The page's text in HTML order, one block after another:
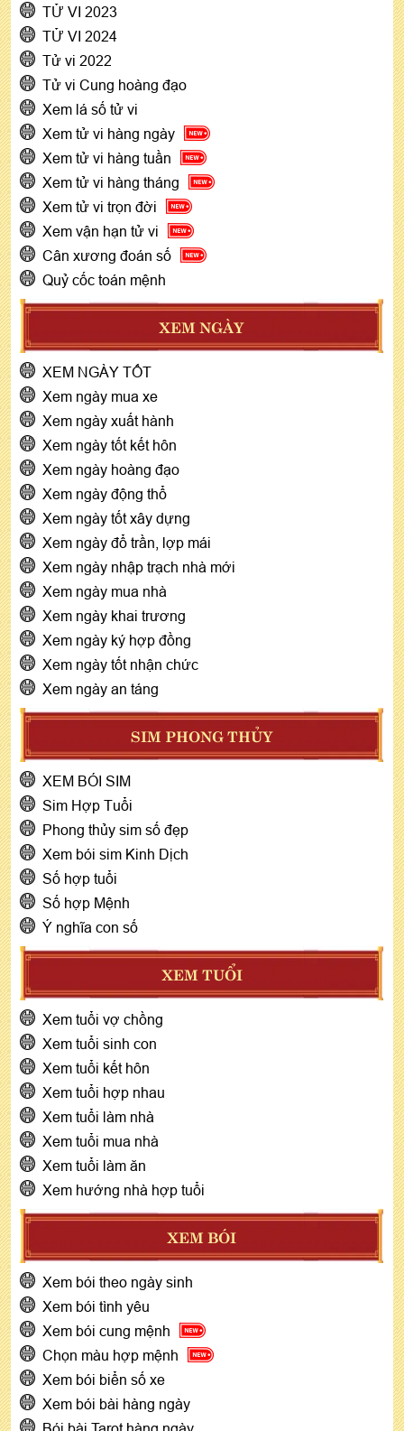
TỬ VI 2023
TỬ VI 2024
Tử vi 2022
Tử vi Cung hoàng đạo
Xem lá số tử vi
Xem tử vi hàng ngày
Xem tử vi hàng tuần
Xem tử vi hàng tháng
Xem tử vi trọn đời
Xem vận hạn tử vi
Cân xương đoán số
Quỷ cốc toán mệnh
XEM NGÀY
XEM NGÀY TỐT
Xem ngày mua xe
Xem ngày xuất hành
Xem ngày tốt kết hôn
Xem ngày hoàng đạo
Xem ngày động thổ
Xem ngày tốt xây dựng
Xem ngày đổ trần, lợp mái
Xem ngày nhập trạch nhà mới
Xem ngày mua nhà
Xem ngày khai trương
Xem ngày ký hợp đồng
Xem ngày tốt nhận chức
Xem ngày an táng
SIM PHONG THỦY
XEM BÓI SIM
Sim Hợp Tuổi
Phong thủy sim số đẹp
Xem bói sim Kinh Dịch
Số hợp tuổi
Số hợp Mệnh
Ý nghĩa con số
XEM TUỔI
Xem tuổi vợ chồng
Xem tuổi sinh con
Xem tuổi kết hôn
Xem tuổi hợp nhau
Xem tuổi làm nhà
Xem tuổi mua nhà
Xem tuổi làm ăn
Xem hướng nhà hợp tuổi
XEM BÓI
Xem bói theo ngày sinh
Xem bói tình yêu
Xem bói cung mệnh
Chọn màu hợp mệnh
Xem bói biển số xe
Xem bói bài hàng ngày